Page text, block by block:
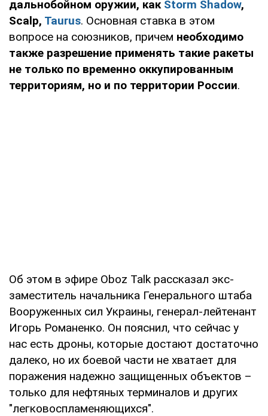
дальнобойном оружии, как Storm Shadow,
Scalp, Taurus. Основная ставка в этом
вопросе на союзников, причем необходимо
также разрешение применять такие ракеты
не только по временно оккупированным
территориям, но и по территории России.
Об этом в эфире Oboz Talk рассказал экс-
заместитель начальника Генерального штаба
Вооруженных сил Украины, генерал-лейтенант
Игорь Романенко. Он пояснил, что сейчас у
нас есть дроны, которые достают достаточно
далеко, но их боевой части не хватает для
поражения надежно защищенных объектов –
только для нефтяных терминалов и других
"легковоспламеняющихся".